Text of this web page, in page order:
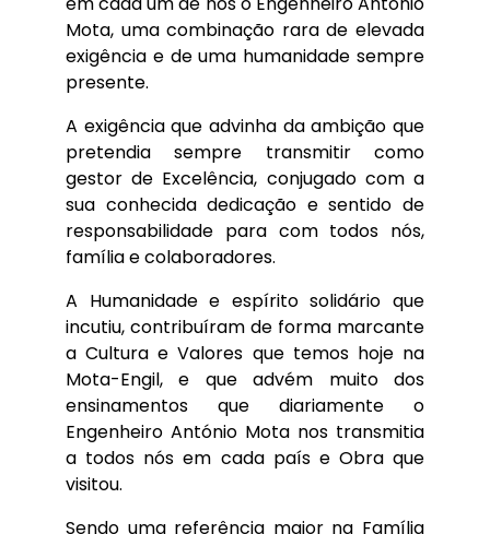
Mota, uma combinação rara de elevada
exigência e de uma humanidade sempre
presente.
A exigência que advinha da ambição que
pretendia sempre transmitir como
gestor de Excelência, conjugado com a
sua conhecida dedicação e sentido de
responsabilidade para com todos nós,
família e colaboradores.
A Humanidade e espírito solidário que
incutiu, contribuíram de forma marcante
a Cultura e Valores que temos hoje na
Mota-Engil, e que advém muito dos
ensinamentos que diariamente o
Engenheiro António Mota nos transmitia
a todos nós em cada país e Obra que
visitou.
Sendo uma referência maior na Família